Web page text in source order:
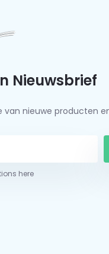
Nieuwsbrief
van nieuwe producten
here